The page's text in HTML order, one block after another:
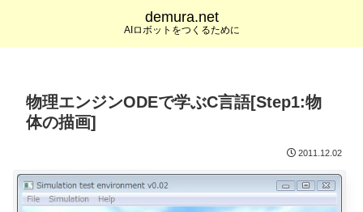
demura.net
AIロボットをつくるために
物理エンジンODEで学ぶC言語[Step1:物
体の描画]
2011.12.02